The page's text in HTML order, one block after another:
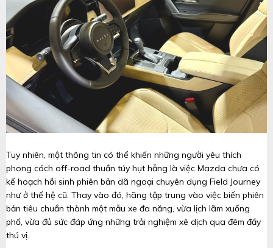
Tuy nhiên, một thông tin có thể khiến những người yêu thích
phong cách off-road thuần túy hụt hẫng là việc Mazda chưa có
kế hoạch hồi sinh phiên bản dã ngoại chuyên dụng Field Journey
như ở thế hệ cũ. Thay vào đó, hãng tập trung vào việc biến phiên
bản tiêu chuẩn thành một mẫu xe đa năng, vừa lịch lãm xuống
phố, vừa đủ sức đáp ứng những trải nghiệm xê dịch qua đêm đầy
thú vị.